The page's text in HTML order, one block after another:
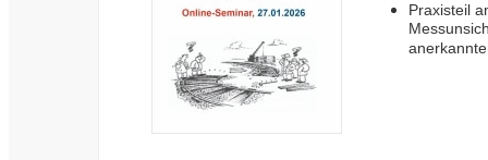
Praxisteil